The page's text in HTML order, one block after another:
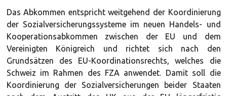
Das Abkommen entspricht weitgehend der Koordinierung
der Sozialversicherungssysteme im neuen Handels- und
Kooperationsabkommen zwischen der EU und dem
Vereinigten Königreich und richtet sich nach den
Grundsätzen des EU-Koordinationsrechts, welches die
Schweiz im Rahmen des FZA anwendet. Damit soll die
Koordinierung der Sozialversicherungen beider Staaten